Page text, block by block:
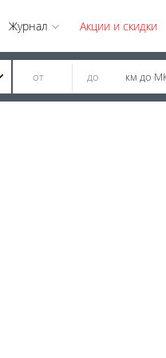
Журнал Акции и скидки
км до